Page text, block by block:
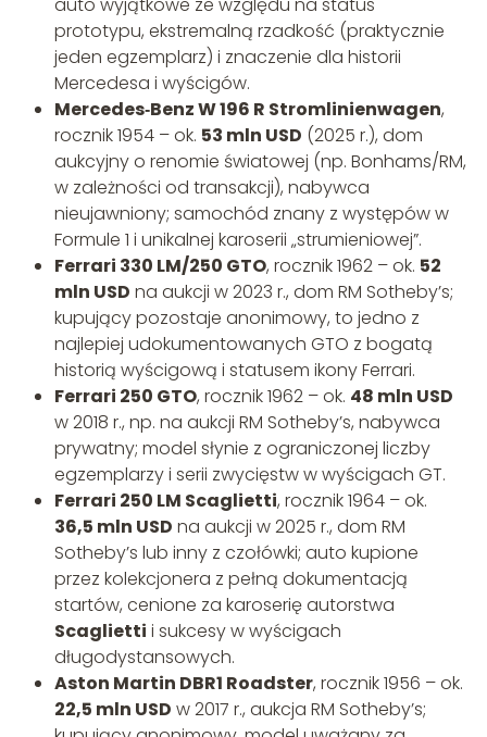
auto wyjątkowe ze względu na status
prototypu, ekstremalną rzadkość (praktycznie
jeden egzemplarz) i znaczenie dla historii
Mercedesa i wyścigów.
Mercedes‑Benz W 196 R Stromlinienwagen,
rocznik 1954 – ok. 53 mln USD (2025 r.), dom
aukcyjny o renomie światowej (np. Bonhams/RM,
w zależności od transakcji), nabywca
nieujawniony; samochód znany z występów w
Formule 1 i unikalnej karoserii „strumieniowej”.
Ferrari 330 LM/250 GTO, rocznik 1962 – ok. 52
mln USD na aukcji w 2023 r., dom RM Sotheby’s;
kupujący pozostaje anonimowy, to jedno z
najlepiej udokumentowanych GTO z bogatą
historią wyścigową i statusem ikony Ferrari.
Ferrari 250 GTO, rocznik 1962 – ok. 48 mln USD
w 2018 r., np. na aukcji RM Sotheby’s, nabywca
prywatny; model słynie z ograniczonej liczby
egzemplarzy i serii zwycięstw w wyścigach GT.
Ferrari 250 LM Scaglietti, rocznik 1964 – ok.
36,5 mln USD na aukcji w 2025 r., dom RM
Sotheby’s lub inny z czołówki; auto kupione
przez kolekcjonera z pełną dokumentacją
startów, cenione za karoserię autorstwa
Scaglietti i sukcesy w wyścigach
długodystansowych.
Aston Martin DBR1 Roadster, rocznik 1956 – ok.
22,5 mln USD w 2017 r., aukcja RM Sotheby’s;